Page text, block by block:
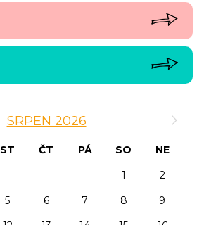
SRPEN 2026
ST ČT PÁ SO
NE
1
2
5 6 7 8
9